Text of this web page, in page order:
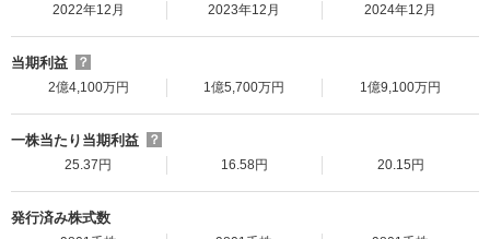
2022年12月 2023年12月 2024年12月
当期利益
？
2億4,100万円
1億5,700万円 1億9,100万円
一株当たり当期利益
？
25.37円
16.58円 20.15円
発行済み株式数